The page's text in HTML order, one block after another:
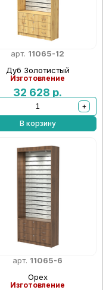
арт. 11065-12
Дуб Золотистый
Изготовление
32 628 р.
+
В корзину
арт. 11065-6
Орех
Изготовление